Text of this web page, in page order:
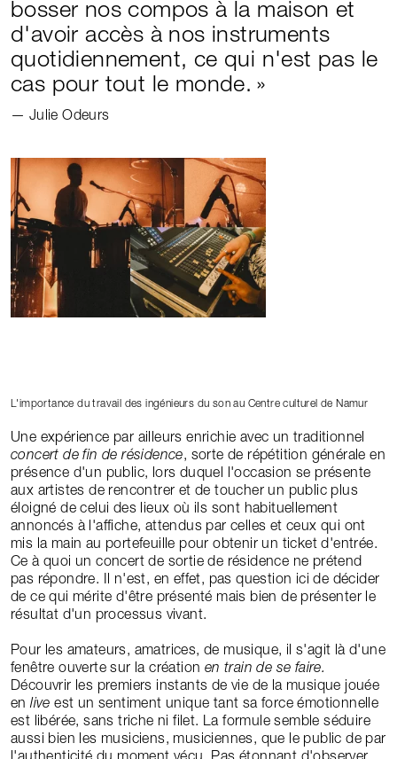
bosser nos compos à la maison et
d'avoir accès à nos instruments
quotidiennement, ce qui n'est pas le
cas pour tout le monde.
Julie Odeurs
L'importance du travail des ingénieurs du son au Centre culturel de Namur
Une expérience par ailleurs enrichie avec un traditionnel
concert de fin de résidence, sorte de répétition générale en
présence d'un public, lors duquel l'occasion se présente
aux artistes de rencontrer et de toucher un public plus
éloigné de celui des lieux où ils sont habituellement
annoncés à l'affiche, attendus par celles et ceux qui ont
mis la main au portefeuille pour obtenir un ticket d'entrée.
Ce à quoi un concert de sortie de résidence ne prétend
pas répondre. Il n'est, en effet, pas question ici de décider
de ce qui mérite d'être présenté mais bien de présenter le
résultat d'un processus vivant.
Pour les amateurs, amatrices, de musique, il s'agit là d'une
fenêtre ouverte sur la création en train de se faire.
Découvrir les premiers instants de vie de la musique jouée
enlive est un sentiment unique tant sa force émotionnelle
est libérée, sans triche ni filet. La formule semble séduire
aussi bien les musiciens, musiciennes, que le public de par
l'authenticité du moment vécu. Pas étonnant d'observer